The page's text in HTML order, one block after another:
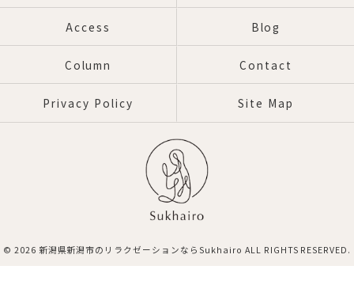
Access Blog
Column Contact
Privacy Policy Site Map
© 2026 新潟県新潟市のリラクゼーションならSukhairo ALL RIGHTS RESERVED.